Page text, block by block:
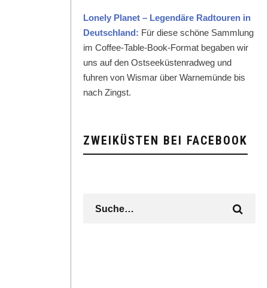
Lone­ly Plan­et – Leg­endäre Rad­touren in
Deutsch­land: Für diese schöne Samm­lung
im Cof­fee-Table-Book-For­mat begaben wir
uns auf den Ost­seeküsten­rad­weg und
fuhren von Wis­mar über Warnemünde bis
nach Zingst.
ZWEIKÜSTEN BEI FACEBOOK